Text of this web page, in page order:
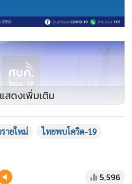
แสดงเพิ่มเติม
ายใหม่
ไทยพบโควิด-19
5,596